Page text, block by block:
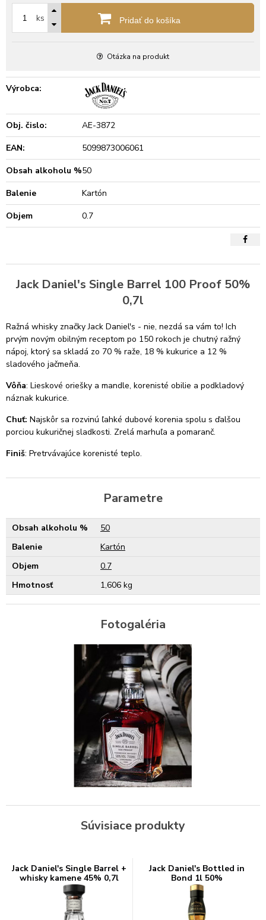
ks Pridať do košíka
Otázka na produkt
Výrobca:
Obj. čislo:
AE-3872
EAN:
5099873006061
Obsah alkoholu %50
Balenie
Kartón
Objem
0.7
Jack Daniel's Single Barrel 100 Proof 50%
0,7l
Ražná whisky značky Jack Daniel's - nie, nezdá sa vám to! Ich
prvým novým obilným receptom po 150 rokoch je chutný ražný
nápoj, ktorý sa skladá zo 70 % raže, 18 % kukurice a 12 %
sladového jačmeňa.
Vôňa: Lieskové oriešky a mandle, korenisté obilie a podkladový
náznak kukurice.
Chuť: Najskôr sa rozvinú ľahké dubové korenia spolu s ďalšou
porciou kukuričnej sladkosti. Zrelá marhuľa a pomaranč.
Finiš: Pretrvávajúce korenisté teplo.
Parametre
Obsah alkoholu %
50
Balenie
Kartón
Objem
0.7
Hmotnosť
1,606 kg
Fotogaléria
Súvisiace produkty
Jack Daniel's Single Barrel +
whisky kamene 45% 0,7l
Jack Daniel's Bottled in
Bond 1l 50%